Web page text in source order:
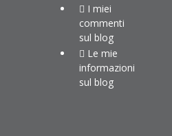
I miei
commenti
sul blog
Le mie
informazioni
sul blog